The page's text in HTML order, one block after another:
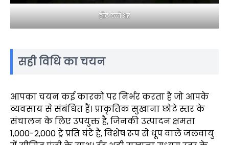
हीट ब्लोअर
सही विधि का चयन
आपका चयन कई कारकों पर निर्भर करता है जो आपके
व्यवसाय से संबंधित हैं। प्राकृतिक सुखाना छोटे स्तर के
संचालन के लिए उपयुक्त है, जिनकी उत्पादन क्षमता
1,000-2,000 ट्रे प्रति घंटे है, विशेष रूप से धूप वाले जलवायु